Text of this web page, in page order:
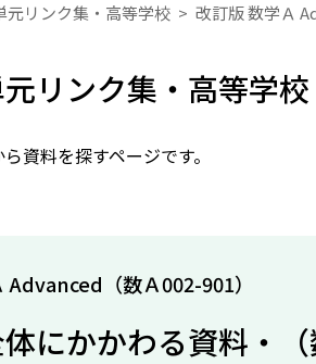
元リンク集・高等学校 改訂版 数学Ａ
リンク集・高等学校
資料を探すページです。
Advanced（数Ａ002-901）
にかかわる資料・